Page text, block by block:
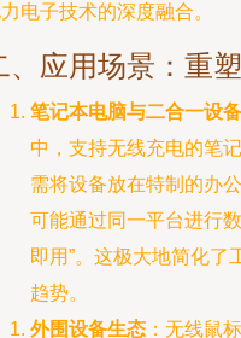
电子技术的深度融合。
、应用场景：重
笔记本电脑与二合一设备
中，支持无线充电的笔
需将设备放在特制的办
可能通过同一平台进行
即用”。这极大地简化
趋势。
外围设备生态 ：无线鼠